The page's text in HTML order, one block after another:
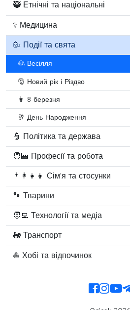
🥷 Етнічні та національні
⚕️ Медицина
🥳 Події та свята
👰 Весілля
🎅 Новий рік і Різдво
👩 8 березня
🥂 День Народження
👮 Політика та держава
🧑‍🏭 Професії та робота
👨‍👩‍👧‍👦 Сім'я та стосунки
🐾 Тварини
🧑‍💻 Технології та медіа
🚂 Транспорт
⛵ Хобі та відпочинок